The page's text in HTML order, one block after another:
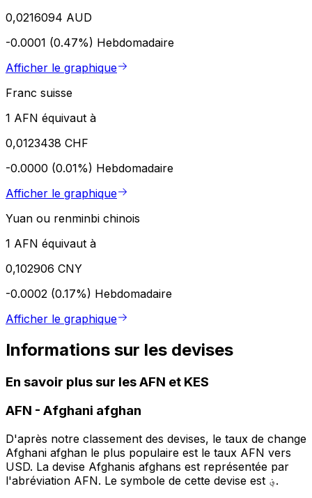
0,0216094 AUD
-0.0001 (0.47%) Hebdomadaire
Afficher le graphique
Franc suisse
1 AFN équivaut à
0,0123438 CHF
-0.0000 (0.01%) Hebdomadaire
Afficher le graphique
Yuan ou renminbi chinois
1 AFN équivaut à
0,102906 CNY
-0.0002 (0.17%) Hebdomadaire
Afficher le graphique
Informations sur les devises
En savoir plus sur les AFN et KES
AFN - Afghani afghan
D'après notre classement des devises, le taux de change
Afghani afghan le plus populaire est le taux AFN vers
USD. La devise Afghanis afghans est représentée par
l'abréviation AFN. Le symbole de cette devise est ؋.